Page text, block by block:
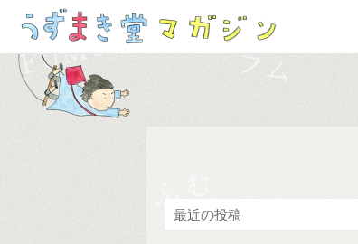
最近の投稿